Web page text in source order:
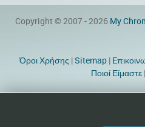
Copyright © 2007 - 2026 My
Όροι Χρήσης |Sitemap|
Ποιοί Είμαστε|